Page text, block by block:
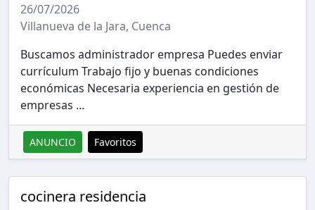
26/07/2026
Villanueva de la Jara, Cuenca
Buscamos administrador empresa Puedes enviar
currículum Trabajo fijo y buenas condiciones
económicas Necesaria experiencia en gestión de
empresas ...
ANUNCIO Favoritos
cocinera residencia